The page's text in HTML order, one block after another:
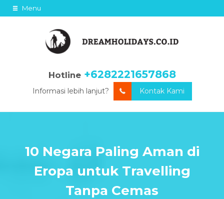
Menu
Hotline +6282221657868
Informasi lebih lanjut? Kontak Kami
10 Negara Paling Aman di
Eropa untuk Travelling
Tanpa Cemas